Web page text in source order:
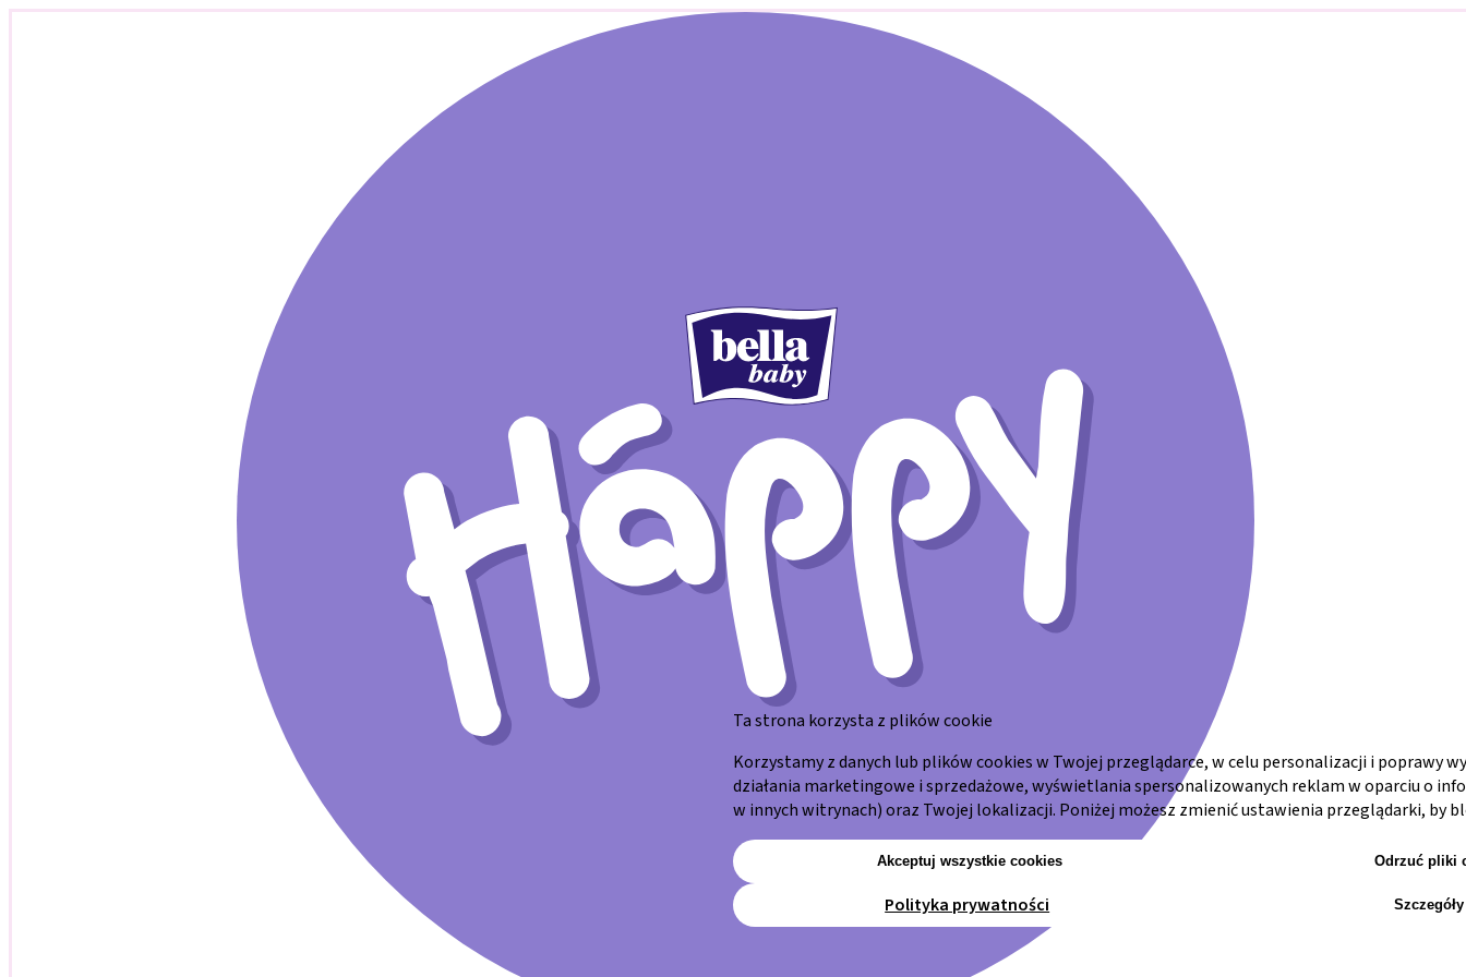
Ta strona korzysta z plików cookie
Korzystamy z danych lub plików cookies w Twojej przeglądarce, w celu personalizacji i poprawy
działania marketingowe i sprzedażowe, wyświetlania spersonalizowanych reklam w oparciu o
w innych witrynach) oraz Twojej lokalizacji. Poniżej możesz zmienić ustawienia przeglądarki, by
Akceptuj wszystkie cookies Odrzuć pliki
Polityka prywatności Szczegóły